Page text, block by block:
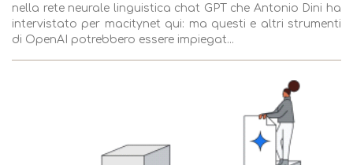
nella rete neurale linguistica chat GPT che Antonio Dini ha
intervistato per macitynet qui: ma questi e altri strumenti
di OpenAI potrebbero essere impiegat...